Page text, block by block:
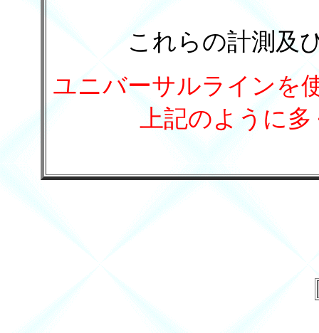
これらの計測及
ユニバーサルラインを
上記のように